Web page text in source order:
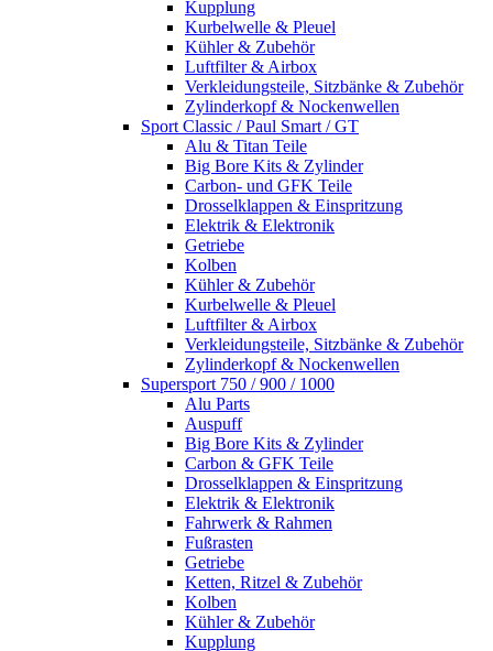
Kupplung
Kurbelwelle & Pleuel
Kühler & Zubehör
Luftfilter & Airbox
Verkleidungsteile, Sitzbänke & Zubehör
Zylinderkopf & Nockenwellen
Sport Classic / Paul Smart / GT
Alu & Titan Teile
Big Bore Kits & Zylinder
Carbon- und GFK Teile
Drosselklappen & Einspritzung
Elektrik & Elektronik
Getriebe
Kolben
Kühler & Zubehör
Kurbelwelle & Pleuel
Luftfilter & Airbox
Verkleidungsteile, Sitzbänke & Zubehör
Zylinderkopf & Nockenwellen
Supersport 750 / 900 / 1000
Alu Parts
Auspuff
Big Bore Kits & Zylinder
Carbon & GFK Teile
Drosselklappen & Einspritzung
Elektrik & Elektronik
Fahrwerk & Rahmen
Fußrasten
Getriebe
Ketten, Ritzel & Zubehör
Kolben
Kühler & Zubehör
Kupplung